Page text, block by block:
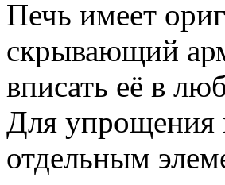
Печь имеет
скрывающий
вписать её в
Для упрощения
отдельным